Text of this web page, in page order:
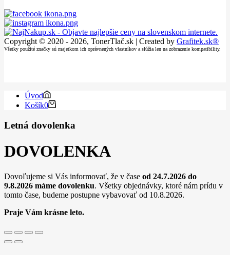
Copyright © 2020 - 2026, TonerTlač.sk | Created by Grafitek.sk®
Všetky použité značky sú majetkom ich oprávnených vlastníkov a slúžia len na zobrazenie kompatibility.
Úvod
Košík0
Letná dovolenka
DOVOLENKA
Dovoľujeme si Vás informovať, že v čase od 24.7.2026 do
9.8.2026 máme dovolenku. Všetky objednávky, ktoré nám prídu v
tomto čase, budeme postupne vybavovať od 10.8.2026.
Praje Vám krásne leto.